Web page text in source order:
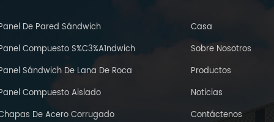
De Pared Sándwich
Compuesto S%C3%A1ndwich
Sándwich De Lana De Roca
Compuesto Aislado
De Acero Corrugado
Casa
Sobre Nosotros
Productos
Noticias
Contáctenos